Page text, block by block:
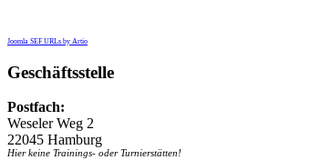
Joomla SEF URLs by Artio
Geschäftsstelle
Postfach:
Weseler Weg 2
22045 Hamburg
Hier keine Trainings- oder Turnierstätten!